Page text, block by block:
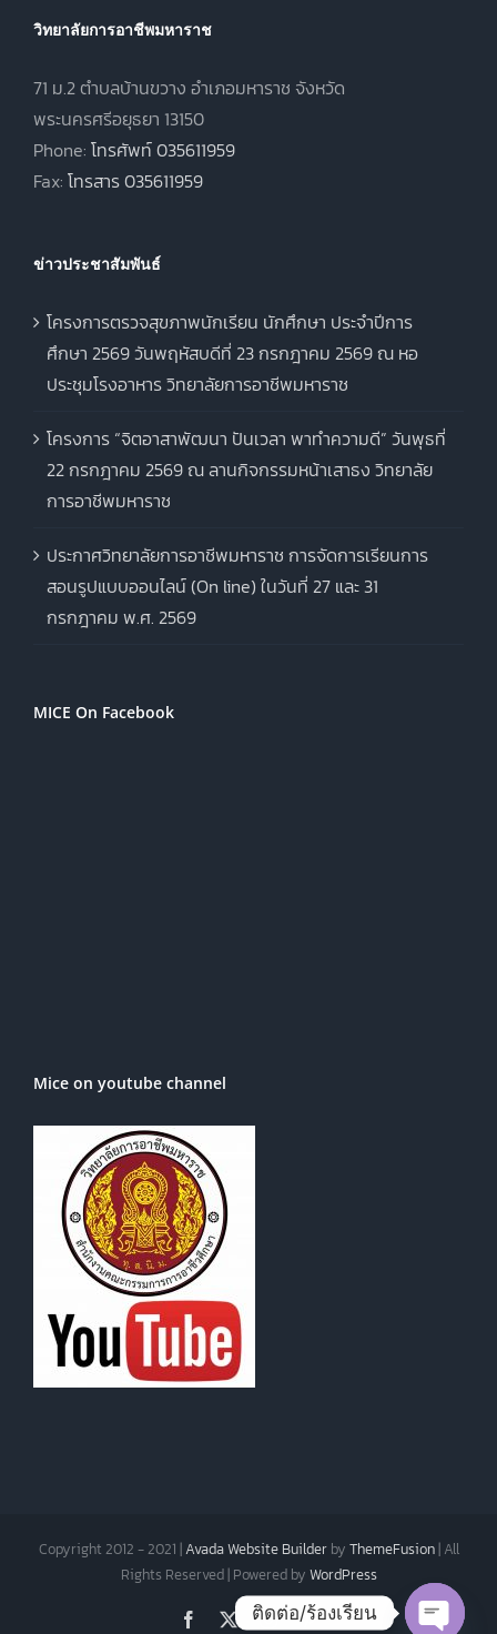
วิทยาลัยการอาชีพมหาราช
71 ม.2 ตำบลบ้านขวาง อำเภอมหาราช จังหวัด
พระนครศรีอยุธยา 13150
Phone: โทรศัพท์ 035611959
Fax: โทรสาร 035611959
ข่าวประชาสัมพันธ์
โครงการตรวจสุขภาพนักเรียน นักศึกษา ประจำปีการ
ศึกษา 2569 วันพฤหัสบดีที่ 23 กรกฎาคม 2569 ณ หอ
ประชุมโรงอาหาร วิทยาลัยการอาชีพมหาราช
โครงการ “จิตอาสาพัฒนา ปันเวลา พาทำความดี” วันพุธที่
22 กรกฎาคม 2569 ณ ลานกิจกรรมหน้าเสาธง วิทยาลัย
การอาชีพมหาราช
ประกาศวิทยาลัยการอาชีพมหาราช การจัดการเรียนการ
สอนรูปแบบออนไลน์ (On line) ในวันที่ 27 และ 31
กรกฎาคม พ.ศ. 2569
MICE On Facebook
Mice on youtube channel
Copyright 2012 - 2021 |Avada Website Builderby ThemeFusion| All
Rights Reserved | Powered by WordPress
Facebook InstagramPinterest
ติดต่อ/ร้องเรียน